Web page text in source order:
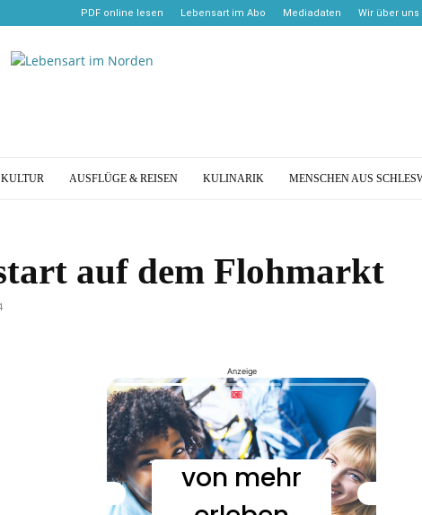
PDF online lesen Lebensart im Abo Mediadaten Wir über uns
Lebensart
AUSFLÜGE & REISEN KULINARIK MENSCHEN AUS
auf dem Flohmarkt
Anzeige